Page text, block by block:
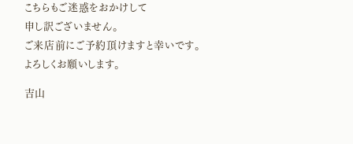
こちらもご迷惑をおかけして
申し訳ございません。
ご来店前にご予約頂けますと幸いです。
よろしくお願いします。
吉山